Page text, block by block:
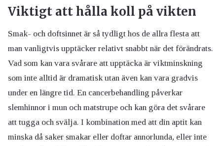
Viktigt att hålla koll på vikten
Smak- och doftsinnet är så tydligt hos de allra flesta att
man vanligtvis upptäcker relativt snabbt när det förändrats.
Vad som kan vara svårare att upptäcka är viktminskning
som inte alltid är dramatisk utan även kan vara gradvis
under en längre tid. En cancerbehandling påverkar
slemhinnor i mun och matstrupe och kan göra det svårare
att tugga och svälja. I kombination med att din aptit kan
minska då saker smakar eller doftar annorlunda, eller inte